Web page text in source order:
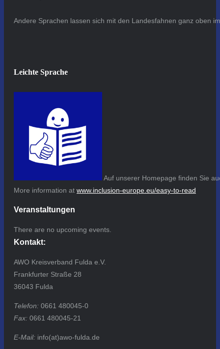
Andere Sprachen lassen sich mit den Landesfahnen ganz oben
Leichte Sprache
Auf unserer Homepage finden Sie
More information at www.inclusion-europe.eu/easy-to-read
Veranstaltungen
There are no upcoming events.
Kontakt:
AWO Kreisverband Fulda e.V.
Frankfurter Straße 28
36043 Fulda
Telefon: 0661 480045-0
Fax: 0661 480045-21
E-Mail: info(at)awo-fulda.de